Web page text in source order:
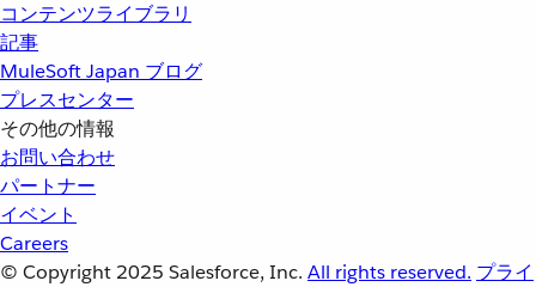
コンテンツライブラリ
記事
MuleSoft Japan ブログ
プレスセンター
その他の情報
お問い合わせ
パートナー
イベント
Careers
© Copyright 2025 Salesforce, Inc. All rights reserved. プライ